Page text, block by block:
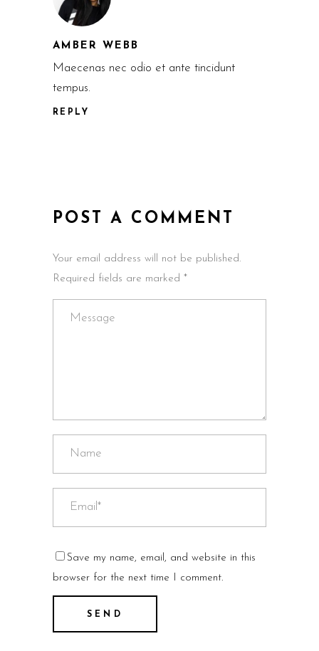
AMBER WEBB
Maecenas nec odio et ante tincidunt
tempus.
REPLY
POST A COMMENT
Your email address will not be published.
Required fields are marked *
Save my name, email, and website in this
browser for the next time I comment.